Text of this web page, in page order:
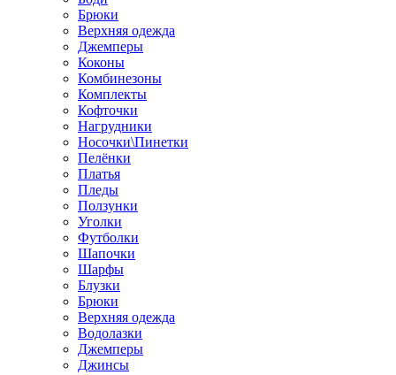
Брюки
Верхняя одежда
Джемперы
Коконы
Комбинезоны
Комплекты
Кофточки
Нагрудники
Носочки\Пинетки
Пелёнки
Платья
Пледы
Ползунки
Уголки
Футболки
Шапочки
Шарфы
Блузки
Брюки
Верхняя одежда
Водолазки
Джемперы
Джинсы